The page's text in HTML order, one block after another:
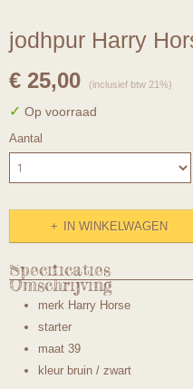
jodhpur Harry
€ 25,00 (inclusief btw 21%)
✓ Op voorraad
Aantal
IN WINKELWAGEN
Specificaties
Productcode
L303mt39
Omschrijving
merk Harry Horse
starter
maat 39
kleur bruin / zwart